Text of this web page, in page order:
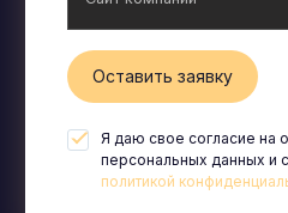
Оставить заявку
Я даю свое согласие на
персональных данных и
политикой